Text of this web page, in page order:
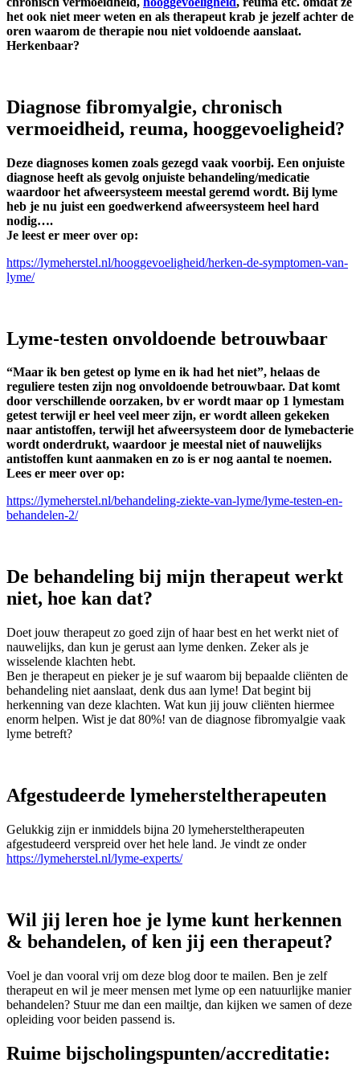
het ook niet meer weten en als therapeut krab je jezelf achter de
oren waarom de therapie nou niet voldoende aanslaat.
Herkenbaar?
Diagnose fibromyalgie, chronisch
vermoeidheid, reuma, hooggevoeligheid?
Deze diagnoses komen zoals gezegd vaak voorbij. Een onjuiste
diagnose heeft als gevolg onjuiste behandeling/medicatie
waardoor het afweersysteem meestal geremd wordt. Bij lyme
heb je nu juist een goedwerkend afweersysteem heel hard
nodig….
Je leest er meer over op:
https://lymeherstel.nl/hooggevoeligheid/herken-de-symptomen-van-
lyme/
Lyme-testen onvoldoende betrouwbaar
“Maar ik ben getest op lyme en ik had het niet”, helaas de
reguliere testen zijn nog onvoldoende betrouwbaar. Dat komt
door verschillende oorzaken, bv er wordt maar op 1 lymestam
getest terwijl er heel veel meer zijn, er wordt alleen gekeken
naar antistoffen, terwijl het afweersysteem door de lymebacterie
wordt onderdrukt, waardoor je meestal niet of nauwelijks
antistoffen kunt aanmaken en zo is er nog aantal te noemen.
Lees er meer over op:
https://lymeherstel.nl/behandeling-ziekte-van-lyme/lyme-testen-en-
behandelen-2/
De behandeling bij mijn therapeut werkt
niet, hoe kan dat?
Doet jouw therapeut zo goed zijn of haar best en het werkt niet of
nauwelijks, dan kun je gerust aan lyme denken. Zeker als je
wisselende klachten hebt.
Ben je therapeut en pieker je je suf waarom bij bepaalde cliënten de
behandeling niet aanslaat, denk dus aan lyme! Dat begint bij
herkenning van deze klachten. Wat kun jij jouw cliënten hiermee
enorm helpen. Wist je dat 80%! van de diagnose fibromyalgie vaak
lyme betreft?
Afgestudeerde lymehersteltherapeuten
Gelukkig zijn er inmiddels bijna 20 lymehersteltherapeuten
afgestudeerd verspreid over het hele land. Je vindt ze onder
https://lymeherstel.nl/lyme-experts/
Wil jij leren hoe je lyme kunt herkennen
& behandelen, of ken jij een therapeut?
Voel je dan vooral vrij om deze blog door te mailen. Ben je zelf
therapeut en wil je meer mensen met lyme op een natuurlijke manier
behandelen? Stuur me dan een mailtje, dan kijken we samen of deze
opleiding voor beiden passend is.
Ruime bijscholingspunten/accreditatie: